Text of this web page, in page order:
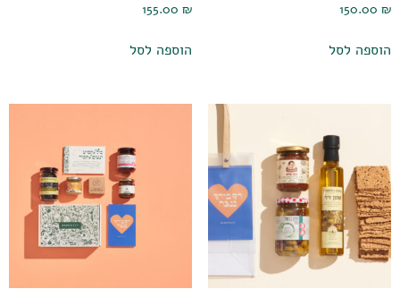
150.00 ₪
הוספה לסל
155.00₪
הוספה לסל